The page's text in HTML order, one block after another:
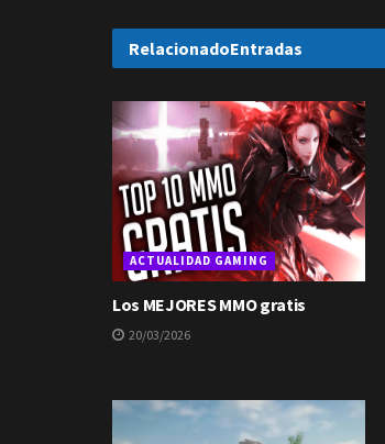
RelacionadoEntradas
ACTUALIDAD GAMING
Los MEJORES MMO gratis
20/03/2026